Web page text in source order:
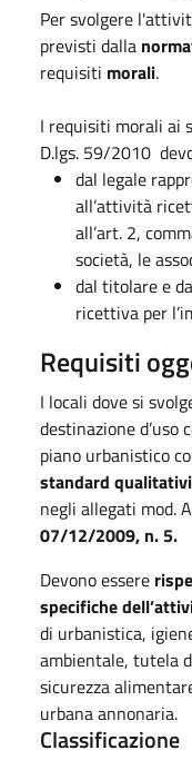
Per svolgere
previsti dalla
requisiti morali.
I requisiti morali ai
D.lgs. 59/2010
dal legale
all’attività
all’art. 2,
società, le
dal titolare e
ricettiva per
Requisiti
I locali dove si
destinazione d’uso
piano urbanistico
standard qualitativi
negli allegati mod.
07/12/2009, n. 5.
Devono essere
specifiche
di urbanistica,
ambientale, tutela
sicurezza
urbana annonaria.
Classificazione